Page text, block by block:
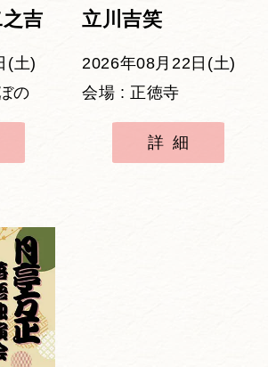
吉
(土)
の
立川吉笑
2026年08月22日(土)
会場 : 正徳寺
詳細